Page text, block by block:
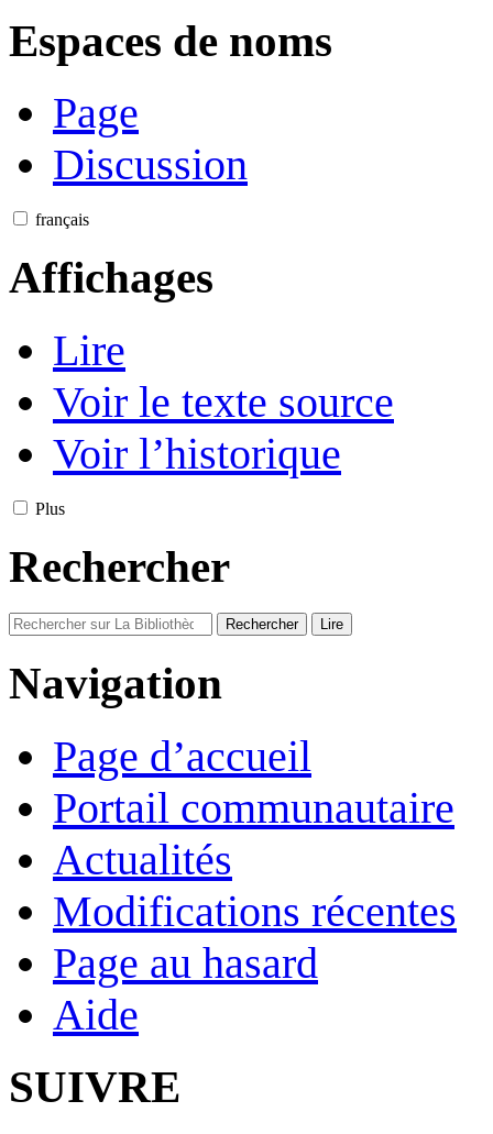
Espaces de noms
Page
Discussion
français
Affichages
Lire
Voir le texte source
Voir l’historique
Plus
Rechercher
Navigation
Page d’accueil
Portail communautaire
Actualités
Modifications récentes
Page au hasard
Aide
SUIVRE